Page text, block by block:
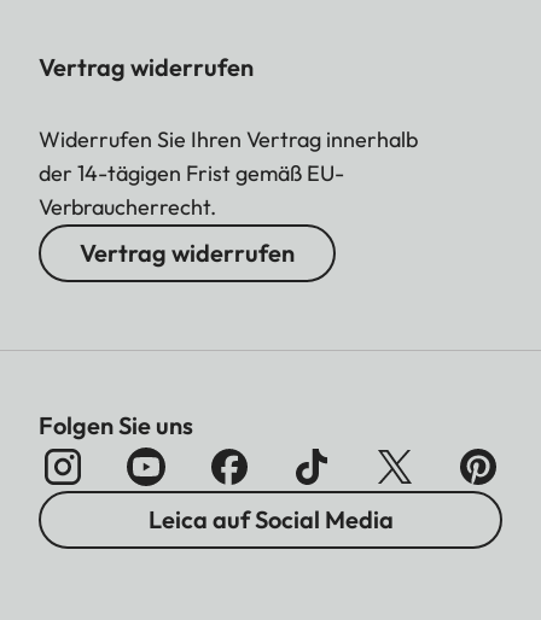
Vertrag widerrufen
Widerrufen Sie Ihren Vertrag innerhalb
der 14-tägigen Frist gemäß EU-
Verbraucherrecht.
Vertrag widerrufen
Folgen Sie uns
Leica auf Social Media